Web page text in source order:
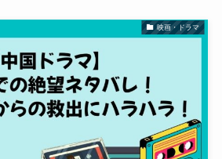
映画・ドラマ